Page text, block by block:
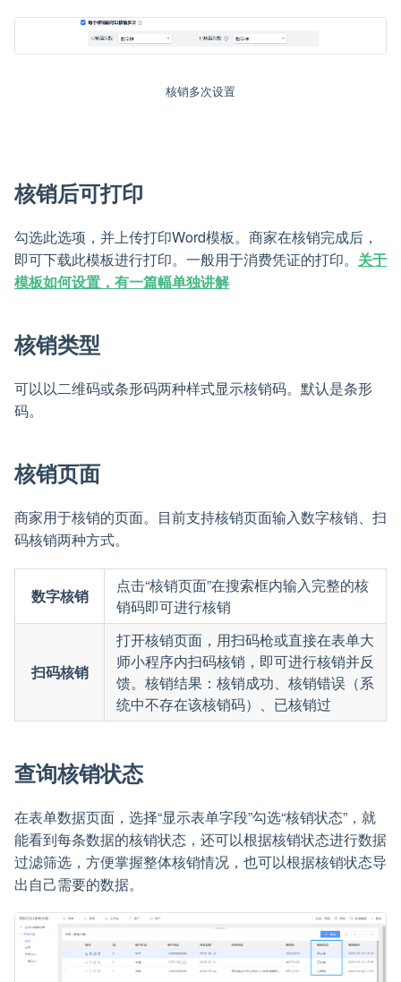
核销多次设置
核销后可打印
勾选此选项，并上传打印Word模板。商家在核销完成后，
即可下载此模板进行打印。一般用于消费凭证的打印。 关于
模板如何设置，有一篇幅单独讲解
核销类型
可以以二维码或条形码两种样式显示核销码。默认是条形
码。
核销页面
商家用于核销的页面。目前支持核销页面输入数字核销、扫
码核销两种方式。
数字核销
点击“核销页面”在搜索框内输入完整的核
销码即可进行核销
扫码核销
打开核销页面，用扫码枪或直接在表单大
师小程序内扫码核销，即可进行核销并反
馈。核销结果：核销成功、核销错误（系
统中不存在该核销码）、已核销过
查询核销状态
在表单数据页面，选择“显示表单字段”勾选“核销状态”，就
能看到每条数据的核销状态，还可以根据核销状态进行数据
过滤筛选，方便掌握整体核销情况，也可以根据核销状态导
出自己需要的数据。